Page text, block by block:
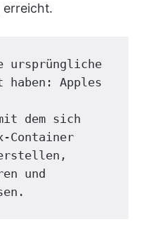
erreicht.
haben: Apples
dem sich
Container
und